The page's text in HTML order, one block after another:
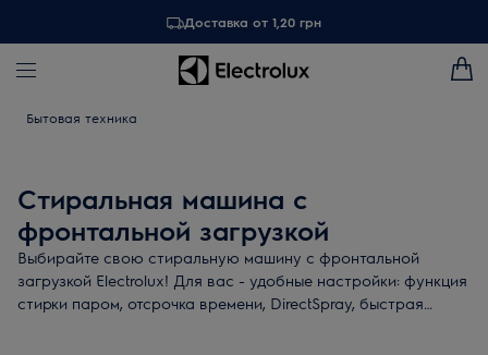
Доставка от 1,20 грн
Бытовая техника
Стиральная машина с
фронтальной загрузкой
Выбирайте свою стиральную машину с фронтальной
загрузкой Electrolux! Для вас - удобные настройки: функция
стирки паром, отсрочка времени, DirectSpray, быстрая